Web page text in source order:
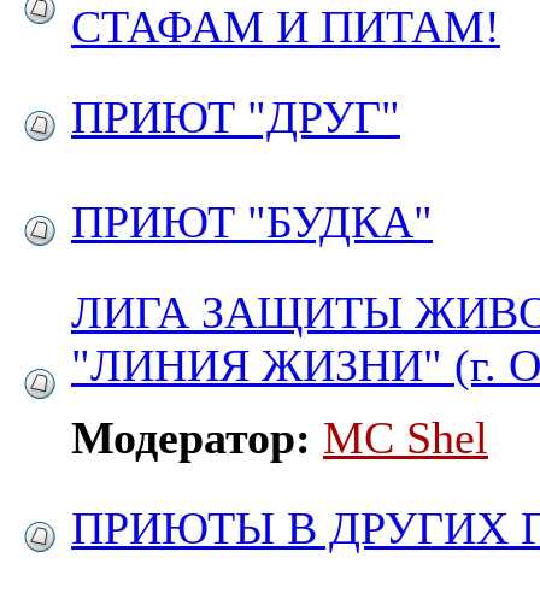
СТАФАМ И ПИТАМ!
ПРИЮТ "ДРУГ"
ПРИЮТ "БУДКА"
ЛИГА ЗАЩИТЫ
"ЛИНИЯ ЖИЗНИ" (г.
Модератор: MC Shel
ПРИЮТЫ В ДРУГИХ